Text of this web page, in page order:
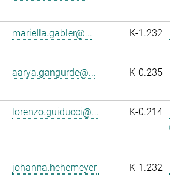
mariella.gabler@... K-1.232
aarya.gangurde@... K-0.235
lorenzo.guiducci@... K-0.214
johanna.hehemeyer-
K-1.232